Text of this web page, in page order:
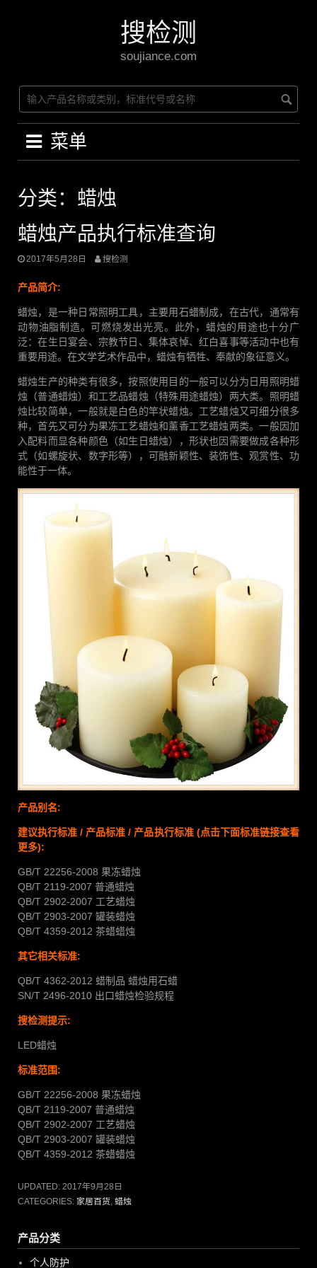
搜检测
soujiance.com
菜单
分类：蜡烛
蜡烛产品执行标准查询
2017年5月28日 搜检测
产品简介:
蜡烛，是一种日常照明工具，主要用石蜡制成，在古代，通常有
动物油脂制造。可燃烧发出光亮。此外，蜡烛的用途也十分广
泛：在生日宴会、宗教节日、集体哀悼、红白喜事等活动中也有
重要用途。在文学艺术作品中，蜡烛有牺牲、奉献的象征意义。
蜡烛生产的种类有很多，按照使用目的一般可以分为日用照明蜡
烛（普通蜡烛）和工艺品蜡烛（特殊用途蜡烛）两大类。照明蜡
烛比较简单，一般就是白色的竿状蜡烛。工艺蜡烛又可细分很多
种，首先又可分为果冻工艺蜡烛和薰香工艺蜡烛两类。一般因加
入配料而显各种颜色（如生日蜡烛），形状也因需要做成各种形
式（如螺旋状、数字形等），可融新颖性、装饰性、观赏性、功
能性于一体。
产品别名:
建议执行标准 / 产品标准 / 产品执行标准 (点击下面标准链接查看
更多):
GB/T 22256-2008 果冻蜡烛
QB/T 2119-2007 普通蜡烛
QB/T 2902-2007 工艺蜡烛
QB/T 2903-2007 罐装蜡烛
QB/T 4359-2012 茶蜡蜡烛
其它相关标准:
QB/T 4362-2012 蜡制品 蜡烛用石蜡
SN/T 2496-2010 出口蜡烛检验规程
搜检测提示:
LED蜡烛
标准范围:
GB/T 22256-2008 果冻蜡烛
QB/T 2119-2007 普通蜡烛
QB/T 2902-2007 工艺蜡烛
QB/T 2903-2007 罐装蜡烛
QB/T 4359-2012 茶蜡蜡烛
UPDATED: 2017年9月28日
CATEGORIES: 家居百货 蜡烛
产品分类
个人防护